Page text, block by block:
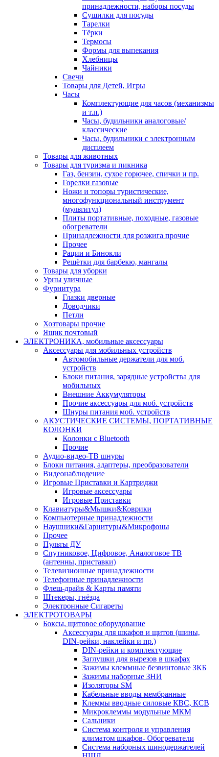
принадлежности, наборы посуды
Сушилки для посуды
Тарелки
Тёрки
Термосы
Формы для выпекания
Хлебницы
Чайники
Свечи
Товары для Детей, Игры
Часы
Комплектующие для часов (механизмы
и т.п.)
Часы, будильники аналоговые/
классические
Часы, будильники с электронным
дисплеем
Товары для животных
Товары для туризма и пикника
Газ, бензин, сухое горючее, спички и пр.
Горелки газовые
Ножи и топоры туристические,
многофункциональный инструмент
(мультитул)
Плиты портативные, походные, газовые
обогреватели
Принадлежности для розжига прочие
Прочее
Рации и Бинокли
Решётки для барбекю, мангалы
Товары для уборки
Урны уличные
Фурнитура
Глазки дверные
Доводчики
Петли
Хозтовары прочие
Ящик почтовый
ЭЛЕКТРОНИКА, мобильные аксессуары
Аксессуары для мобильных устройств
Автомобильные держатели для моб.
устройств
Блоки питания, зарядные устройства для
мобильных
Внешние Аккумуляторы
Прочие аксессуары для моб. устройств
Шнуры питания моб. устройств
АКУСТИЧЕСКИЕ СИСТЕМЫ, ПОРТАТИВНЫЕ
КОЛОНКИ
Колонки с Bluetooth
Прочие
Аудио-видео-ТВ шнуры
Блоки питания, адаптеры, преобразователи
Видеонаблюдение
Игровые Приставки и Картриджи
Игровые аксессуары
Игровые Приставки
Клавиатуры&Мышки&Коврики
Компьютерные принадлежности
Наушники&Гарнитуры&Микрофоны
Прочее
Пульты ДУ
Спутниковое, Цифровое, Аналоговое ТВ
(антенны, приставки)
Телевизионные принадлежности
Телефонные принадлежности
Флеш-драйв & Карты памяти
Штекеры, гнёзда
Электронные Сигареты
ЭЛЕКТРОТОВАРЫ
Боксы, щитовое оборудование
Аксессуары для шкафов и щитов (шины,
DIN-рейки, наклейки и пр.)
DIN-рейки и комплектующие
Заглушки для вырезов в шкафах
Зажимы клеммные безвинтовые ЗКБ
Зажимы наборные ЗНИ
Изоляторы SM
Кабельные вводы мембранные
Клеммы вводные силовые КВС, КСВ
Микроклеммы модульные МКМ
Сальники
Система контроля и управления
климатом шкафов- Обогреватели
Система наборных шинодержателей